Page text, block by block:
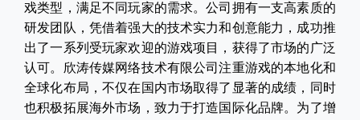
戏类型，满足不同玩家的需求。公司拥有一支高素质的
研发团队，凭借着强大的技术实力和创意能力，成功推
出了一系列受玩家欢迎的游戏项目，获得了市场的广泛
认可。欣涛传媒网络技术有限公司注重游戏的本地化和
全球化布局，不仅在国内市场取得了显著的成绩，同时
也积极拓展海外市场，致力于打造国际化品牌。为了增